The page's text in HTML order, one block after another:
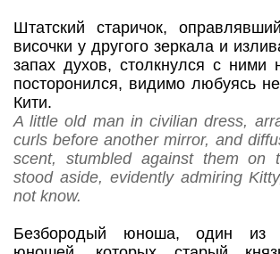
Штатский старичок,
височки у другого зеркала и
запах духов, столкнулся с ними
посторонился, видимо любуясь
Кити.
A little old man in civilian dress,
curls before another mirror, and
scent, stumbled against them on
stood aside, evidently admiring
not know.
Безбородый юноша, один из